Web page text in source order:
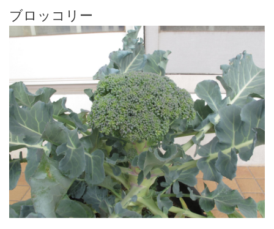
ブロッコリー